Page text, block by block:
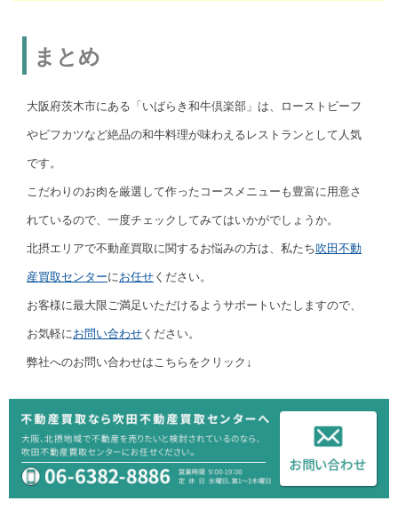
まとめ
大阪府茨木市にある「いばらき和牛倶楽部」は、ローストビーフ
やビフカツなど絶品の和牛料理が味わえるレストランとして人気
です。
こだわりのお肉を厳選して作ったコースメニューも豊富に用意さ
れているので、一度チェックしてみてはいかがでしょうか。
北摂エリアで不動産買取に関するお悩みの方は、私たち吹田不動
産買取センターに お任せ ください。
お客様に最大限ご満足いただけるようサポートいたしますので、
お気軽に お問い合わせ ください。
弊社へのお問い合わせはこちらをクリック↓